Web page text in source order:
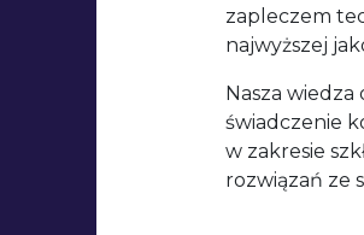
zapleczem
najwyższej
Nasza
świadczenie
w zakresie
rozwiązań ze